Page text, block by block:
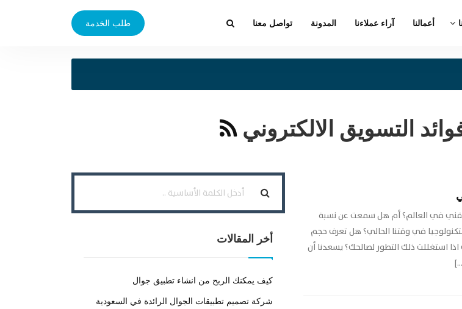
أعمالنا آراء عملاءنا المدونة تواصل معنا طلب الخدمة
التسويق الالكتروني
في العالم؟ أم هل سمعت عن نسبة
في وقتنا الحالي؟ هل تعرف حجم
استغللت ذلك التطور لصالحك؟ يسعدنا أن
أخر المقالات
كيف يمكنك الربح من انشاء تطبيق جوال
شركة تصميم تطبيقات الجوال الرائدة في السعودية